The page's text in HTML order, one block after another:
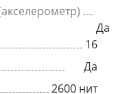
Да
16
Да
2600 нит